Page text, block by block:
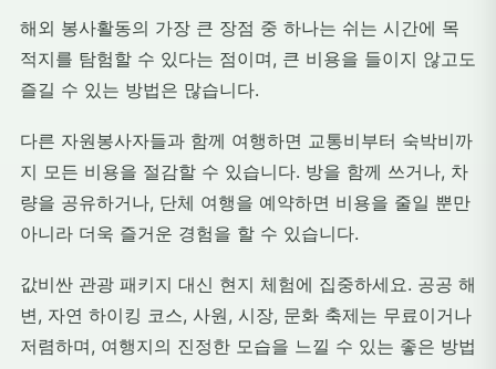
해외 봉사활동의 가장 큰 장점 중 하나는 쉬는 시간에 목
적지를 탐험할 수 있다는 점이며, 큰 비용을 들이지 않고도
즐길 수 있는 방법은 많습니다.
다른 자원봉사자들과 함께 여행하면 교통비부터 숙박비까
지 모든 비용을 절감할 수 있습니다. 방을 함께 쓰거나, 차
량을 공유하거나, 단체 여행을 예약하면 비용을 줄일 뿐만
아니라 더욱 즐거운 경험을 할 수 있습니다.
값비싼 관광 패키지 대신 현지 체험에 집중하세요. 공공 해
변, 자연 하이킹 코스, 사원, 시장, 문화 축제는 무료이거나
저렴하며, 여행지의 진정한 모습을 느낄 수 있는 좋은 방법